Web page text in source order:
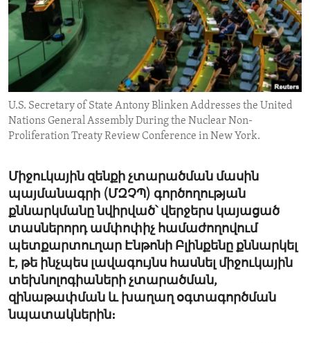
ENVIRONMENT AND HEALTH
IDEALS AND INSTITUTIONS
U.S. Secretary of State Antony Blinken Addresses the United
Nations General Assembly During the Nuclear Non-
Proliferation Treaty Review Conference in New York.
Միջուկային զենքի չտարածման մասին
պայմանագրի (ՄԶՉՊ) գործողության
քննարկմանը նվիրված՝ վերջերս կայացած
տասներորդ ամփոփիչ համաժողովում
պետքարտուղար Էնթոնի Բլինքենը քննարկել
է, թե ինչպես լավագույնս հասնել միջուկային
տեխնոլոգիաների չտարածման,
զինաթափման և խաղաղ օգտագործման
նպատակներին։